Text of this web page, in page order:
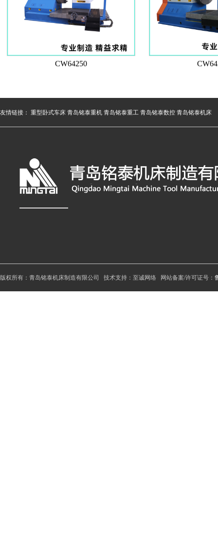
CW64250
友情链接： 重型卧式车床 青岛铭泰重机 青岛铭泰重工 青岛铭泰数控 青岛铭泰机床
版权所有：青岛铭泰机床制造有限公司 技术支持：至诚网络 网站备案/许可证号：